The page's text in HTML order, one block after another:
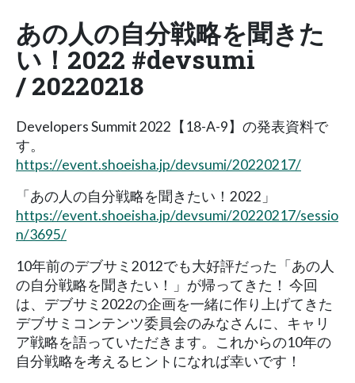
あの人の自分戦略を聞きた
い！2022 #devsumi
/ 20220218
Developers Summit 2022【18-A-9】の発表資料で
す。
https://event.shoeisha.jp/devsumi/20220217/
「あの人の自分戦略を聞きたい！2022」
https://event.shoeisha.jp/devsumi/20220217/sessio
n/3695/
10年前のデブサミ2012でも大好評だった「あの人
の自分戦略を聞きたい！」が帰ってきた！ 今回
は、デブサミ2022の企画を一緒に作り上げてきた
デブサミコンテンツ委員会のみなさんに、キャリ
ア戦略を語っていただきます。これからの10年の
自分戦略を考えるヒントになれば幸いです！